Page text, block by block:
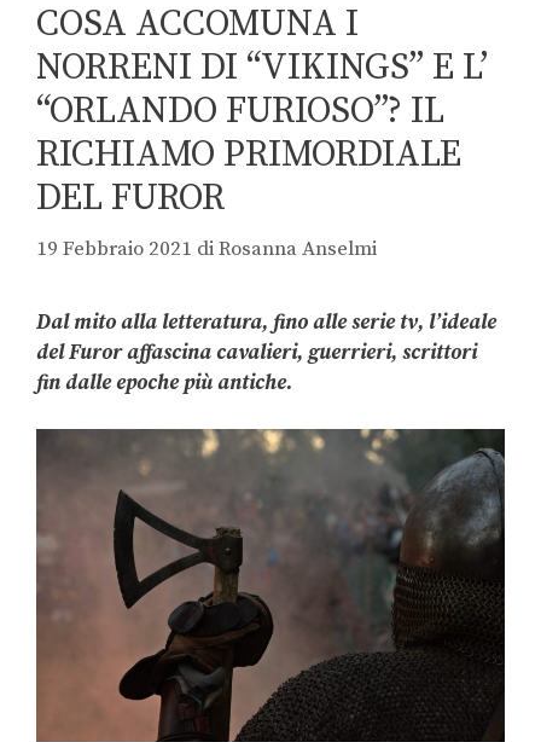
COSA ACCOMUNA I
NORRENI DI “VIKINGS” E L’
“ORLANDO FURIOSO”? IL
RICHIAMO PRIMORDIALE
DEL FUROR
19 Febbraio 2021 diRosanna Anselmi
Dal mito alla letteratura, fino alle serie tv, l’ideale
del Furor affascina cavalieri, guerrieri, scrittori
fin dalle epoche più antiche.